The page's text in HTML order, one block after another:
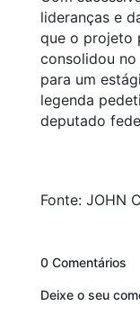
lideranças e
que o projeto
consolidou
para um
legenda
deputado
Fonte: JOHN
0 Comentários
Deixe o seu